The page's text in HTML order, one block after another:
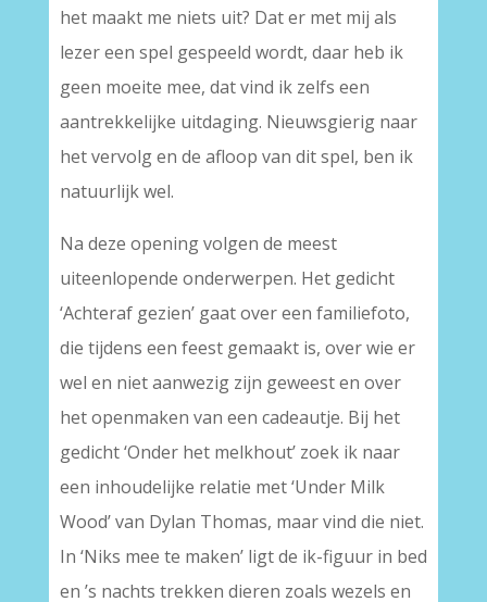
het maakt me niets uit? Dat er met mij als
lezer een spel gespeeld wordt, daar heb ik
geen moeite mee, dat vind ik zelfs een
aantrekkelijke uitdaging. Nieuwsgierig naar
het vervolg en de afloop van dit spel, ben ik
natuurlijk wel.
Na deze opening volgen de meest
uiteenlopende onderwerpen. Het gedicht
‘Achteraf gezien’ gaat over een familiefoto,
die tijdens een feest gemaakt is, over wie er
wel en niet aanwezig zijn geweest en over
het openmaken van een cadeautje. Bij het
gedicht ‘Onder het melkhout’ zoek ik naar
een inhoudelijke relatie met ‘Under Milk
Wood’ van Dylan Thomas, maar vind die niet.
In ‘Niks mee te maken’ ligt de ik-figuur in bed
en ’s nachts trekken dieren zoals wezels en